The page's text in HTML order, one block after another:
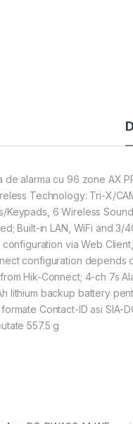
de alarma cu 96 zone AX
Technology: Tri-X/
Keypads, 6 Wireless
Built-in LAN, WiFi and 3/
configuration via Web
configuration depends
Hik-Connect; 4-ch 7s
lithium backup battery
Contact-ID asi SIA-
557.5 g